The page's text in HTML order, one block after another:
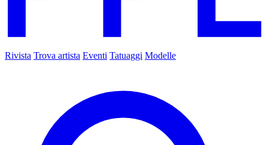
Rivista Trova artista Eventi Tatuaggi Modelle